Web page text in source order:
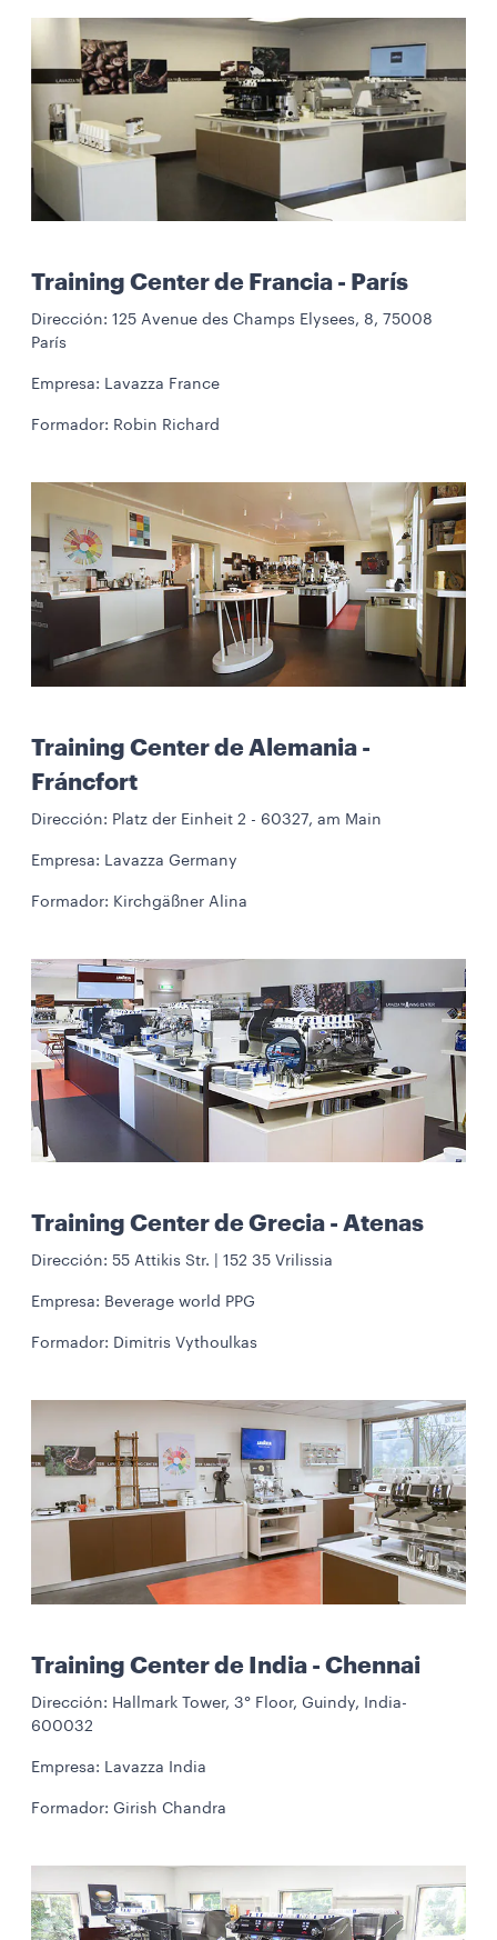
Training Center de Francia - París
Dirección: 125 Avenue des Champs Elysees, 8, 75008
París
Empresa: Lavazza France
Formador: Robin Richard
Training Center de Alemania -
Fráncfort
Dirección: Platz der Einheit 2 - 60327, am Main
Empresa: Lavazza Germany
Formador: Kirchgäßner Alina
Training Center de Grecia - Atenas
Dirección: 55 Attikis Str. | 152 35 Vrilissia
Empresa: Beverage world PPG
Formador: Dimitris Vythoulkas
Training Center de India - Chennai
Dirección: Hallmark Tower, 3° Floor, Guindy, India-
600032
Empresa: Lavazza India
Formador: Girish Chandra